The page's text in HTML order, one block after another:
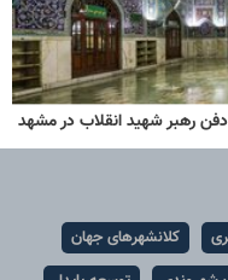
رهبر شهید انقلاب در مشهد
کلانشهرهای جهان